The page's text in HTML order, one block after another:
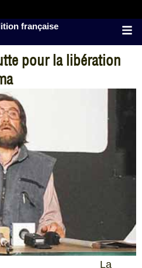
française
pour la libération
La